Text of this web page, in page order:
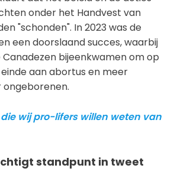
onder het Handvest van
"schonden". In 2023 was de
een doorslaand succes, waarbij
bijeenkwamen om op
aan abortus en meer
die wij pro-lifers willen weten van
standpunt in tweet